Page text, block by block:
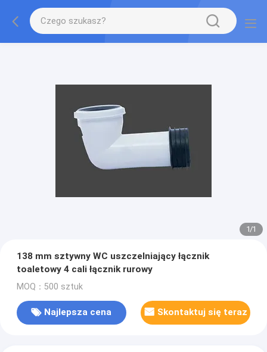
1/1
138 mm sztywny WC uszczelniający łącznik
toaletowy 4 cali łącznik rurowy
MOQ：500 sztuk
Najlepsza cena Skontaktuj się teraz